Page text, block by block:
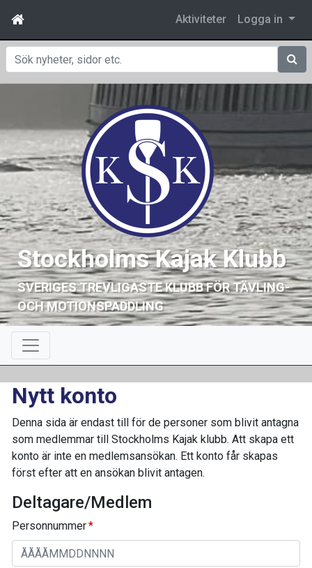
Aktiviteter Logga in
Sök
Stockholms Kajak Klubb
SVERIGES TREVLIGASTE KLUBB FÖR TÄVLING-
OCH MOTIONSPADDLING
Nytt konto
Denna sida är endast till för de personer som blivit antagna
som medlemmar till Stockholms Kajak klubb. Att skapa ett
konto är inte en medlemsansökan. Ett konto får skapas
först efter att en ansökan blivit antagen.
Deltagare/Medlem
Personnummer